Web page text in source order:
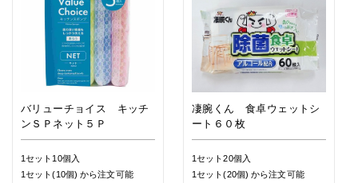
バリューチョイス キッチ
ンＳＰネット５Ｐ
1セット10個入
1セット(10個)から注文可能
凄腕くん 食卓ウェットシ
ート６０枚
1セット20個入
1セット(20個)から注文可能